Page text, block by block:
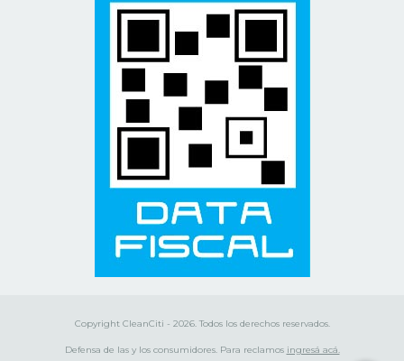
Copyright CleanCiti - 2026. Todos los derechos reservados.
Defensa de las y los consumidores. Para reclamos ingresá acá.